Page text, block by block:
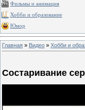
Фильмы и анимация
Хобби и образование
Юмор
Главная » Видео » Хобби и
Состаривание